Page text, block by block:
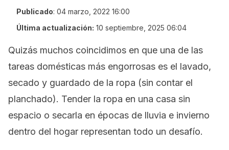
Publicado: 04 marzo, 2022 16:00
Última actualización: 10 septiembre, 2025 06:04
Quizás muchos coincidimos en que una de las
tareas domésticas más engorrosas es el lavado,
secado y guardado de la ropa (sin contar el
planchado). Tender la ropa en una casa sin
espacio o secarla en épocas de lluvia e invierno
dentro del hogar representan todo un desafío.